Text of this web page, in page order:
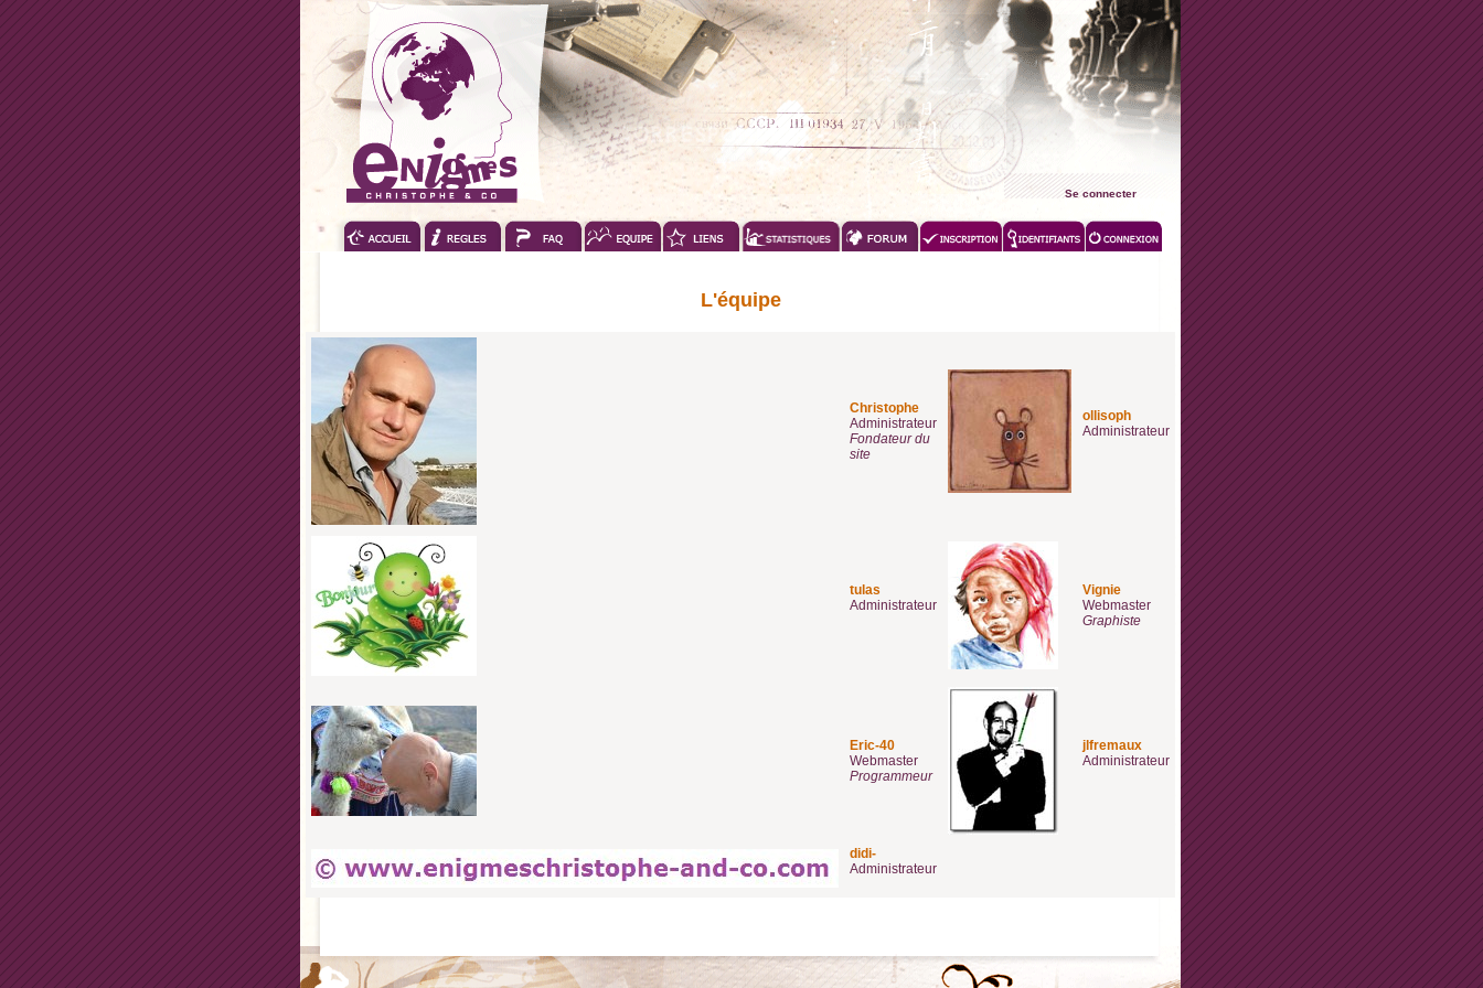
Se connecter
L'équipe
Christophe
Administrateur
Fondateur du
site
ollisoph
Administrateur
tulas
Administrateur
Vignie
Webmaster
Graphiste
Eric-40
Webmaster
Programmeur
jlfremaux
Administrateur
didi-
Administrateur